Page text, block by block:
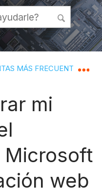
jerarquía global
MÁS FRECUENTES
mi
Microsoft
web